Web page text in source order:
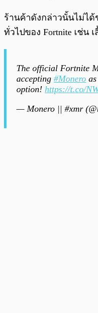
ร้านค้าดังกล่าวนั้นไม่ไ
ทั่วไปของ Fortnite เช่น
The official Fortnite
accepting #Monero
option! https://t.co/
— Monero || #xmr